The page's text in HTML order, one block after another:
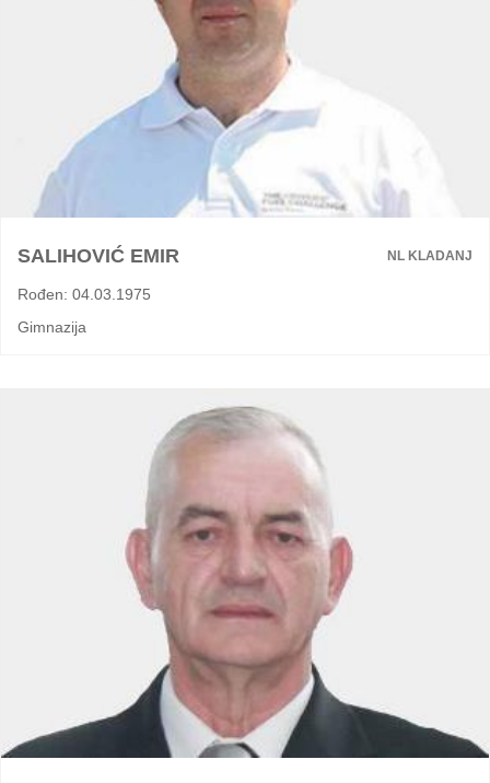
SALIHOVIĆ EMIR NL KLADANJ
Rođen: 04.03.1975
Gimnazija